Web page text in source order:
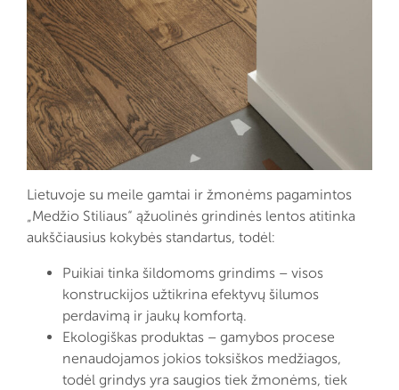
Lietuvoje su meile gamtai ir žmonėms pagamintos
„Medžio Stiliaus“ ąžuolinės grindinės lentos atitinka
aukščiausius kokybės standartus, todėl:
Puikiai tinka šildomoms grindims – visos
konstruckijos užtikrina efektyvų šilumos
perdavimą ir jaukų komfortą.
Ekologiškas produktas – gamybos procese
nenaudojamos jokios toksiškos medžiagos,
todėl grindys yra saugios tiek žmonėms, tiek